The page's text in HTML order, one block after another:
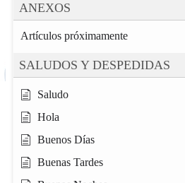
ANEXOS
Artículos próximamente
SALUDOS Y DESPEDIDAS
Saludo
Hola
Buenos Días
Buenas Tardes